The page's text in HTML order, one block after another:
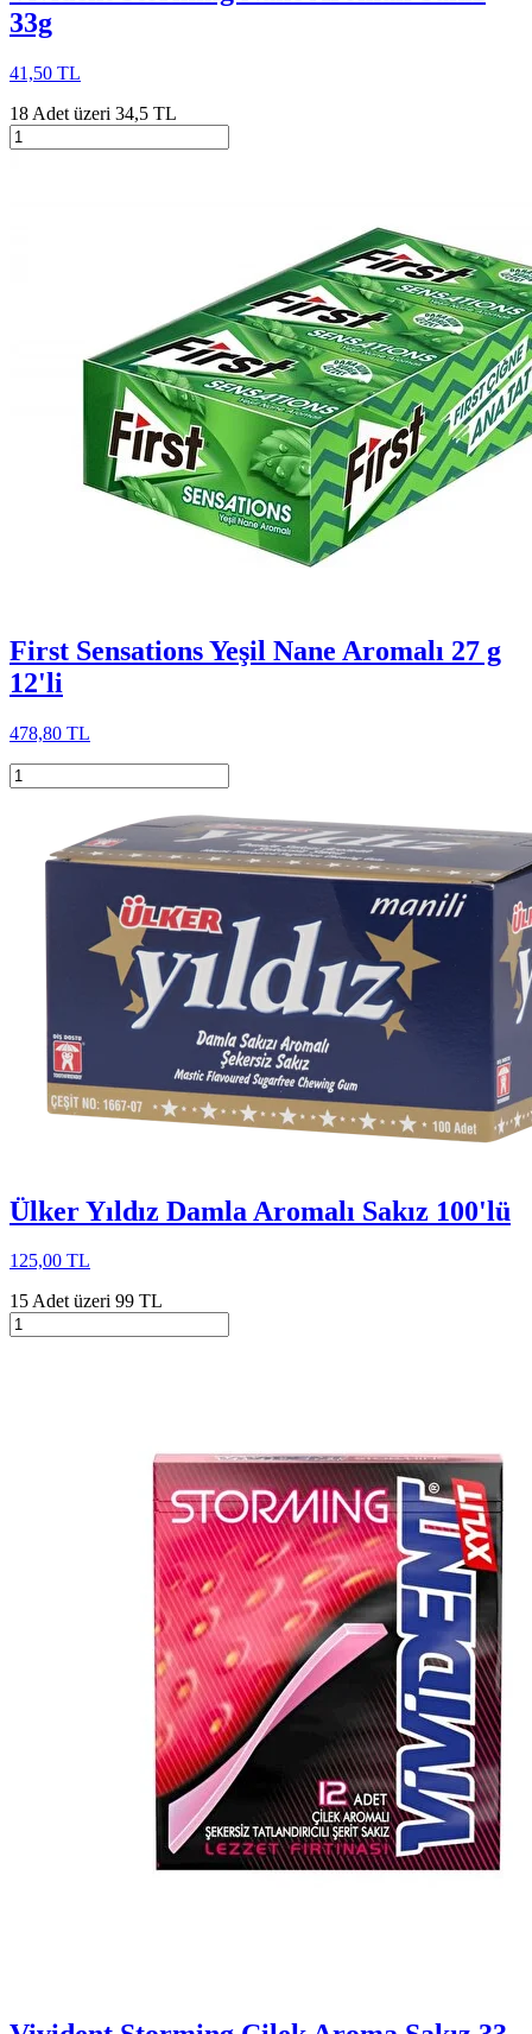
33g
41,50 TL
18 Adet üzeri 34,5 TL
First Sensations Yeşil Nane Aromalı 27 g
12'li
478,80 TL
Ülker Yıldız Damla Aromalı Sakız 100'lü
125,00 TL
15 Adet üzeri 99 TL